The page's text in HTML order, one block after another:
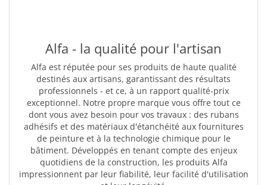
Alfa - la qualité pour l'artisan
Alfa est réputée pour ses produits de haute qualité
destinés aux artisans, garantissant des résultats
professionnels - et ce, à un rapport qualité-prix
exceptionnel. Notre propre marque vous offre tout ce
dont vous avez besoin pour vos travaux : des rubans
adhésifs et des matériaux d'étanchéité aux fournitures
de peinture et à la technologie chimique pour le
bâtiment. Développés en tenant compte des enjeux
quotidiens de la construction, les produits Alfa
impressionnent par leur fiabilité, leur facilité d'utilisation